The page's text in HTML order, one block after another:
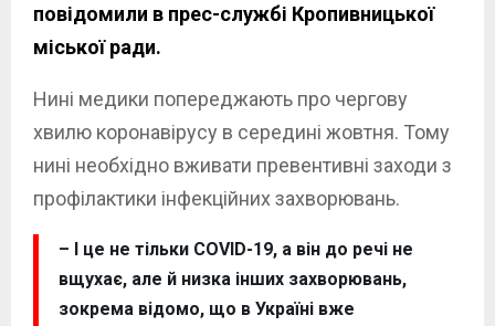
повідомили в прес-службі Кропивницької
міської ради.
Нині медики попереджають про чергову
хвилю коронавірусу в середині жовтня. Тому
нині необхідно вживати превентивні заходи з
профілактики інфекційних захворювань.
– І це не тільки COVID-19, а він до речі не
вщухає, але й низка інших захворювань,
зокрема відомо, що в Україні вже